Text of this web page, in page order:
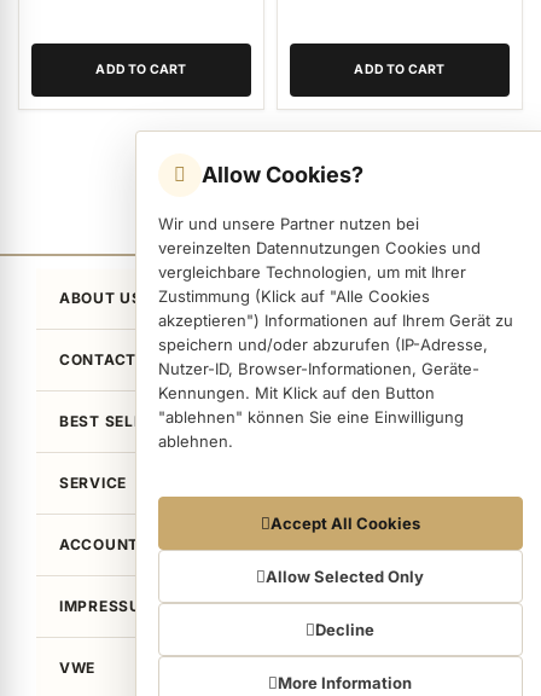
Allow Cookies?
Wir und unsere Partner nutzen bei
vereinzelten Datennutzungen Cookies und
vergleichbare Technologien, um mit Ihrer
Zustimmung (Klick auf "Alle Cookies
akzeptieren") Informationen auf Ihrem Gerät zu
speichern und/oder abzurufen (IP-Adresse,
Nutzer-ID, Browser-Informationen, Geräte-
Kennungen. Mit Klick auf den Button
"ablehnen" können Sie eine Einwilligung
ablehnen.
Datennutzungen
Wir arbeiten mit Partnern zusammen, die von
Ihrem Endgerät abgerufene Daten
(Trackingdaten) auch zu eigenen Zwecken
(z.B. Profilbildungen) / zu Zwecken Dritter
Accept All Cookies
Allow Selected Only
Decline
More Information
Nail Art anzeigen
Nail Files, Tools & Accessories anzeigen
Hygiene anzeigen
Skintrix anzeigen
Hand & Body Care anzeigen
Feet & Toes anzeigen
Beauty Accessories anzeigen
ADD TO CART ADD TO CART
ABOUT US
CONTACT
BEST SELLER
SERVICE
ACCOUNT
IMPRESSUM / LEGAL
VWE